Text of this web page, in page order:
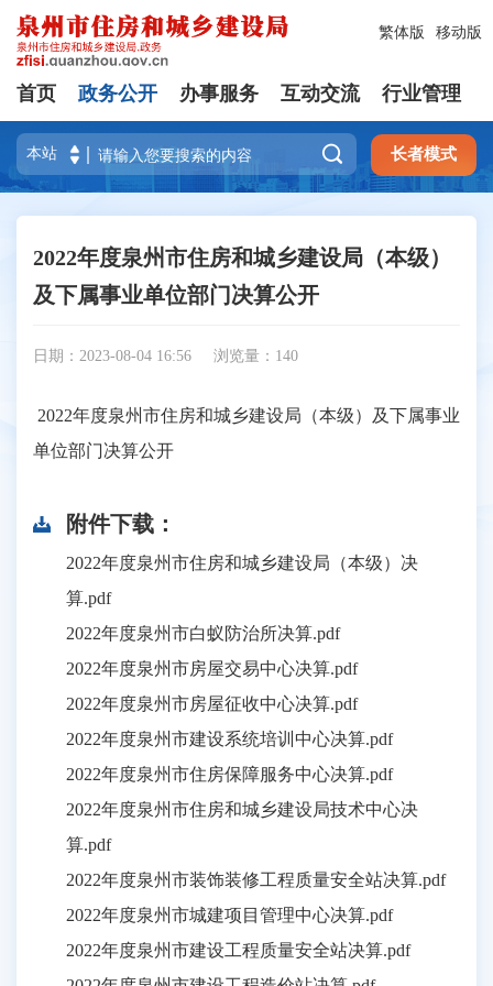
繁体版 移动版
首页 政务公开 办事服务 互动交流 行业管理
 长者模式
2022年度泉州市住房和城乡建设局（本级）
及下属事业单位部门决算公开
日期：2023-08-04 16:56 浏览量： 140
2022年度泉州市住房和城乡建设局（本级）及下属事业
单位部门决算公开
附件下载：
2022年度泉州市住房和城乡建设局（本级）决
算.pdf
2022年度泉州市白蚁防治所决算.pdf
2022年度泉州市房屋交易中心决算.pdf
2022年度泉州市房屋征收中心决算.pdf
2022年度泉州市建设系统培训中心决算.pdf
2022年度泉州市住房保障服务中心决算.pdf
2022年度泉州市住房和城乡建设局技术中心决
算.pdf
2022年度泉州市装饰装修工程质量安全站决算.pdf
2022年度泉州市城建项目管理中心决算.pdf
2022年度泉州市建设工程质量安全站决算.pdf